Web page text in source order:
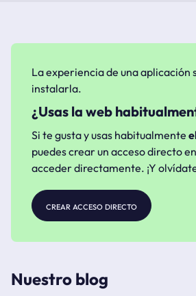
La experiencia de una aplicación
instalarla.
¿Usas la web
Si te gusta y usas habitualmente
puedes crear un acceso directo
acceder directamente. ¡Y
crear acceso directo
Nuestro blog